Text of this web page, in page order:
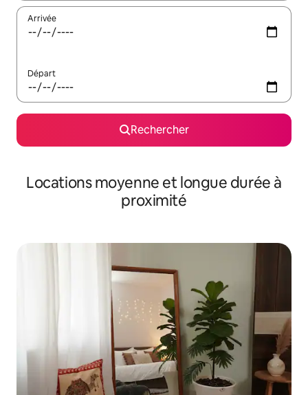
Arrivée
Départ
Rechercher
Locations moyenne et longue durée à
proximité